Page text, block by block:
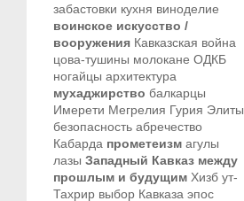
забастовки кухня виноделие
воинское искусство /
вооружения Кавказская война
цова-тушины молокане ОДКБ
ногайцы архитектура
мухаджирство балкарцы
Имерети Мегрелия Гурия Элиты
безопасность абречество
Кабарда прометеизм агулы
лазы Западный Кавказ между
прошлым и будущим Хизб ут-
Тахрир выбор Кавказа эпос